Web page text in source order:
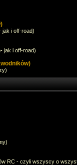
jak i off-road)
jak i off-road)
RC - czyli wszyscy o